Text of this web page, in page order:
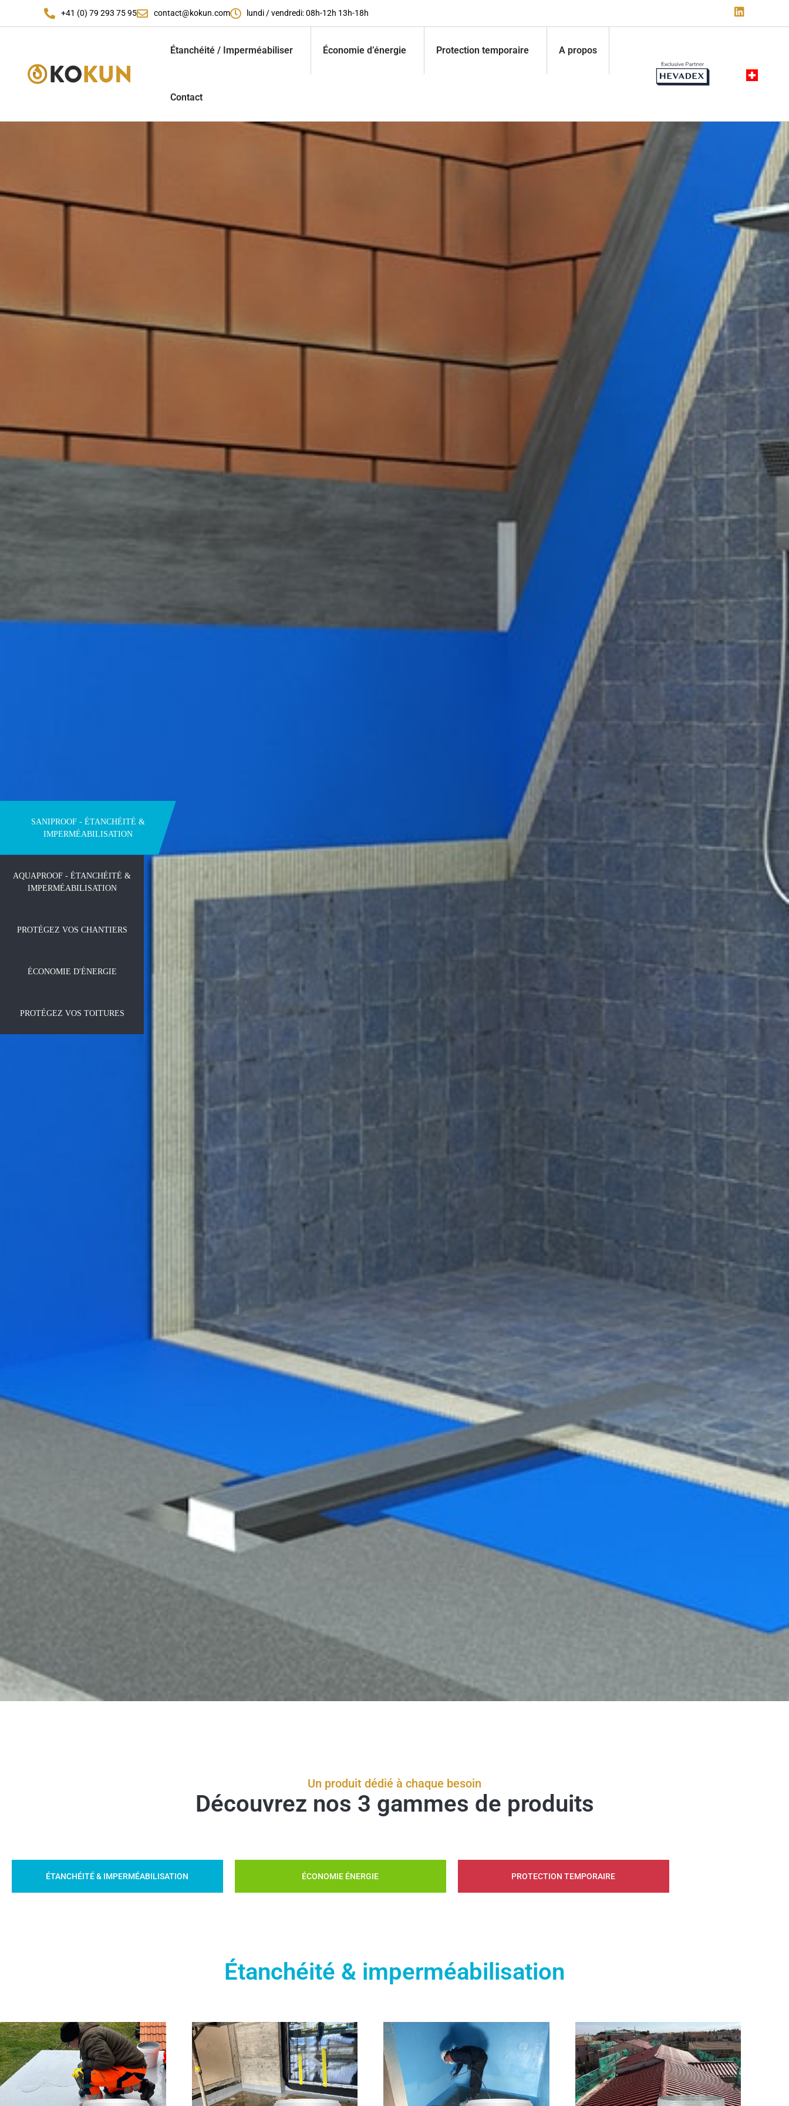
+41 (0) 79 293 75 95 contact@kokun.com lundi / vendredi: 08h-12h 13h-18h
Étanchéité / Imperméabiliser Économie d’énergie Protection temporaire A propos
Contact
Saniproof
Sous-couche d’étanchéité sous carrelage pour protection
SANIPROOF - ÉTANCHÉITÉ &
IMPERMÉABILISATION
AQUAPROOF - ÉTANCHÉITÉ &
IMPERMÉABILISATION
PROTÉGEZ VOS CHANTIERS
ÉCONOMIE D'ÉNERGIE
PROTÉGEZ VOS TOITURES
Un produit dédié à chaque besoin
Découvrez nos 3 gammes de produits
ÉTANCHÉITÉ & IMPERMÉABILISATION ÉCONOMIE ÉNERGIE PROTECTION TEMPORAIRE
Étanchéité & imperméabilisation